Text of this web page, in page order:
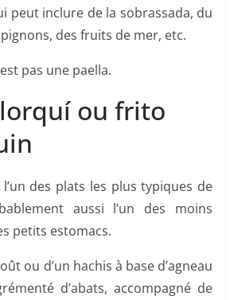
peut inclure de la sobrassada, du
des fruits de mer, etc.
pas une paella.
ou frito
l’un des plats les plus typiques de
aussi l’un des moins
petits estomacs.
ou d’un hachis à base d’agneau
d’abats, accompagné de